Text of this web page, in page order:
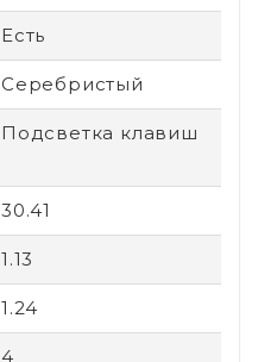
Есть
Серебристый
Подсветка клавиш
30.41
1.13
1.24
4